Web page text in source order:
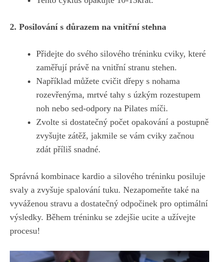
2.‌ Posilování s důrazem‍ na ​vnitřní stehna
Přidejte​ do ⁣svého⁣ silového tréninku⁢ cviky,⁢ které
zaměřují právě na vnitřní⁢ stranu stehen.
Například můžete cvičit dřepy s nohama
rozevřenýma, mrtvé tahy ⁢s úzkým rozestupem
noh⁣ nebo ⁢sed-odpory na Pilates míči.
Zvolte si dostatečný počet opakování‍ a ⁤postupně
⁣zvyšujte zátěž, jakmile se vám cviky začnou
zdát příliš snadné.
Správná kombinace kardio a silového tréninku‌ posiluje
svaly a‍ zvyšuje spalování tuku. ⁤Nezapomeňte⁢ také na
vyváženou ⁢stravu a​ dostatečný odpočinek pro optimální
⁤výsledky. Během ​tréninku se ‍zdejšie ucite a užívejte
procesu!